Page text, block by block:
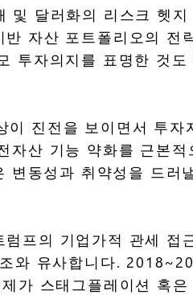
및 달러화의 리스크 헷지
자산 포트폴리오의 전
투자의지를 표명한 것도
진전을 보이면서 투자
자산 기능 약화를 근본적
동성과 취약성을 드러
프의 기업가적 관세 접
와 유사합니다.
가 스태그플레이션 혹은